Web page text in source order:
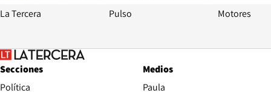
La Tercera Pulso Motores
Secciones
Política
Medios
Paula